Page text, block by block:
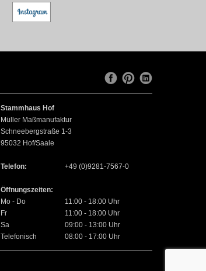
Stammhaus Hof
Müller Maßmanufaktur
Schneebergstraße 1-3
95032 Hof/Saale
Telefon: +49 (0)9281-7567-0
Öffnungszeiten:
Mo - Do
11:00 - 18:00 Uhr
Fr
11:00 - 18:00 Uhr
Sa
09:00 - 13:00 Uhr
Telefonisch
08:00 - 17:00 Uhr